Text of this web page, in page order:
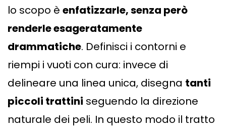
lo scopo è enfatizzarle, senza però
renderle esageratamente
drammatiche. Definisci i contorni e
riempi i vuoti con cura: invece di
delineare una linea unica, disegna tanti
piccoli trattini seguendo la direzione
naturale dei peli. In questo modo il tratto